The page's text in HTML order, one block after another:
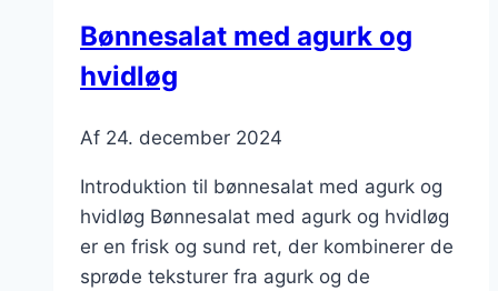
Bønnesalat med agurk og
hvidløg
Af 24. december 2024
Introduktion til bønnesalat med agurk og
hvidløg Bønnesalat med agurk og hvidløg
er en frisk og sund ret, der kombinerer de
sprøde teksturer fra agurk og de